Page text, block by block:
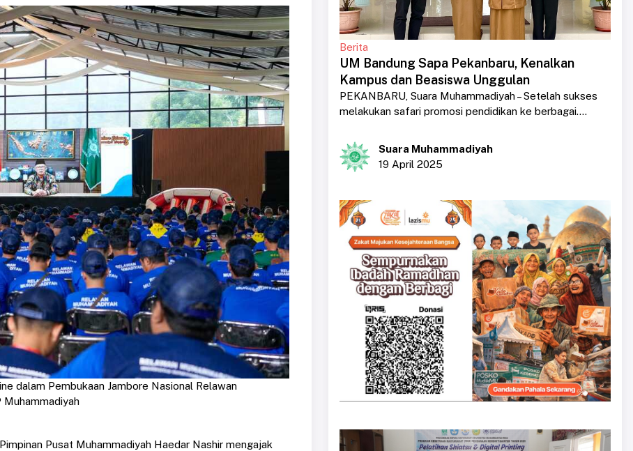
dalam Pembukaan Jambore Nasional Relawan
Pusat Muhammadiyah Haedar Nashir mengajak
Berita
UM Bandung Sapa Pekanbaru, Kenalkan
Kampus dan Beasiswa Unggulan
PEKANBARU, Suara Muhammadiyah – Setelah sukses
melakukan safari promosi pendidikan ke berbagai....
Suara Muhammadiyah
19 April 2025